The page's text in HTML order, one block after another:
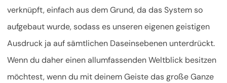
verknüpft, einfach aus dem Grund, da das System so
aufgebaut wurde, sodass es unseren eigenen geistigen
Ausdruck ja auf sämtlichen Daseinsebenen unterdrückt.
Wenn du daher einen allumfassenden Weltblick besitzen
möchtest, wenn du mit deinem Geiste das große Ganze